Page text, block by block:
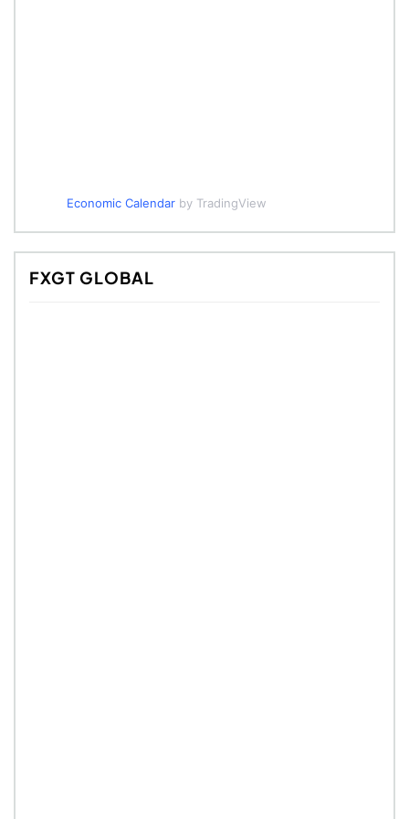
Economic Calendarby TradingView
FXGT GLOBAL